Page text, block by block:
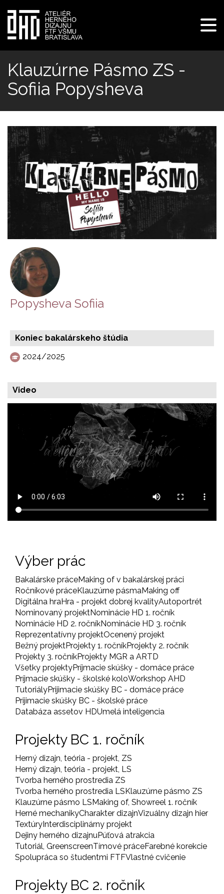
Skočiť
hlavný
obsah
Klauzúrne Pásmo ZS -
Sofiia Popysheva
Popysheva Sofiia
Koniec bakalárskeho štúdia
2024/2025
Video
Výber prác
Bakalárske práceMaking of v bakalárskej práci
Ročníkové práceKlauzúrne pásmaMaking off
Digitálna hraHra - projekt dobrej kvalityAutoportrét
Nominovaný projektNominácie HD 1. ročník
Nominácie HD 2. ročníkNominácie HD 3. ročník
Reprezentatívny projektOcenený projekt
Bežný projektProjekty 1. ročníkProjekty 2. ročník
Projekty 3. ročníkProjekty MGR a ARTD
Všetky projektyPríjmacie skúšky - domáce práce
Príjmacie skúšky - školské koloWorkshop AHD
TutoriályPrijimacie skúšky BC - domáce práce
Prijimacie skúšky BC - školské práce
Databáza assetov HDUmelá inteligencia
Projekty BC 1. ročník
Herný dizajn, teória - projekt, ZS
Herný dizajn, teória - projekt, LS
Tvorba herného prostredia ZS
Tvorba herného prostredia LSKlauzúrne pásmo ZS
Klauzúrne pásmo LSMaking of, Showreel 1. ročník
Herné mechanikyCharakter dizajnVizuálny dizajn hier
TextúryInterdisciplinárny projekt
Dejiny herného dizajnuPúťová atrakcia
Tutoriál, GreenscreenTímové práceFarebné korekcie
Spolupráca so študentmi FTFVlastné cvičenie
Projekty BC 2. ročník